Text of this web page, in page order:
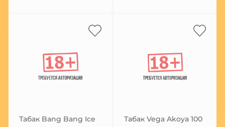
Табак Bang Bang Ice
Табак Vega Akoya 100